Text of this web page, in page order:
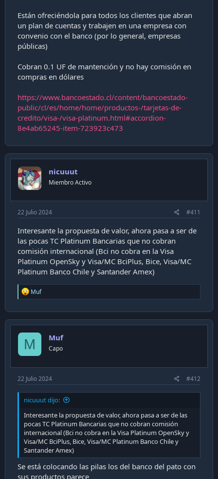
Están ofreciéndola para todos los clientes que abran
un plan de cuentas y trabajen en una empresa con
convenio con el banco (por lo general, empresas
públicas)
Cobran 0.1 UF de mantención y no hay comisión en
compras en dólares
https://www.bancoestado.cl/content/bancoestado-
public/cl/es/home/home/productos-/tarjetas-de-
credito/visa-/visa-platinum.html#accordion-
8e4ab65245-item-723923c473
nicuuut
Miembro Activo
22 Julio 2024 #411
Interesante la propuesta de valor, ahora pasa a ser de
las pocas TC Platinum Bancarias que no cobran
comisión internacional (Bci no cobra en la Visa
Platinum OpenSky y Visa/MC BciPlus, Bice, Visa/MC
Platinum Banco Chile y Santander Amex)
R
e
c
t
o
n
Muf
M Muf
Capo
22 Julio 2024 #412
nicuuut dijo:
Interesante la propuesta de valor, ahora pasa a ser de las
pocas TC Platinum Bancarias que no cobran comisión
internacional (Bci no cobra en la Visa Platinum OpenSky y
Visa/MC BciPlus, Bice, Visa/MC Platinum Banco Chile y
Santander Amex)
Se está colocando las pilas los del banco del pato con
sus productos parece